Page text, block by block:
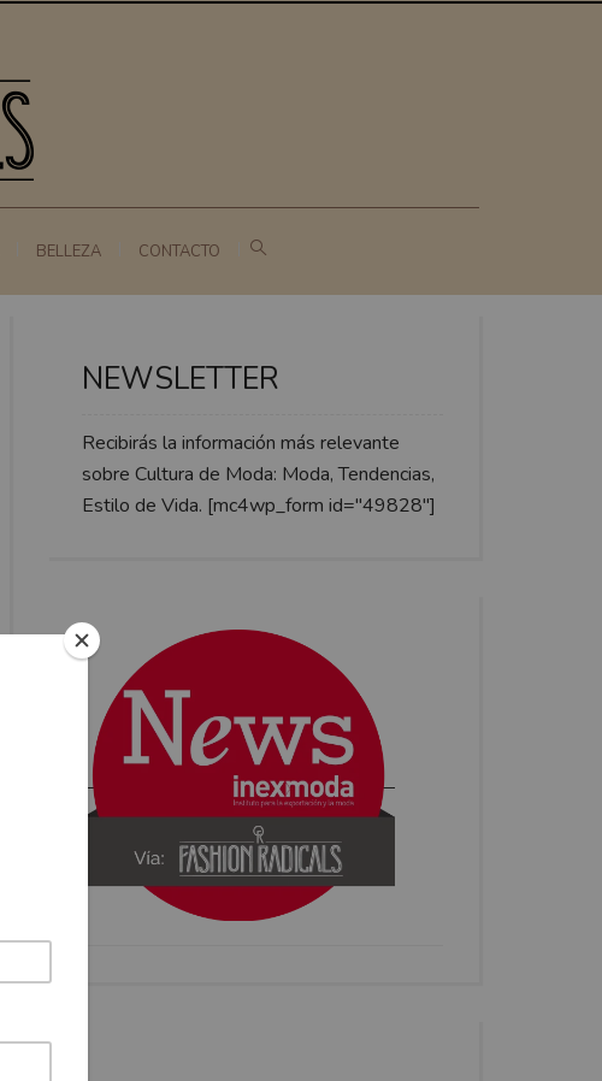
BELLEZA CONTACTO
NEWSLETTER
Recibirás la información más relevante
sobre Cultura de Moda: Moda, Tendencias,
Estilo de Vida. [mc4wp_form id="49828"]